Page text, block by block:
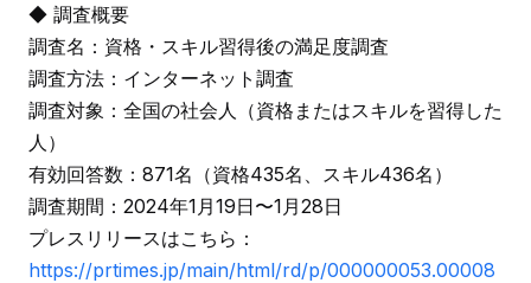
◆ 調査概要
調査名：資格・スキル習得後の満足度調査
調査方法：インターネット調査
調査対象：全国の社会人（資格またはスキルを習得した
人）
有効回答数：871名（資格435名、スキル436名）
調査期間：2024年1月19日〜1月28日
プレスリリースはこちら：
https://prtimes.jp/main/html/rd/p/000000053.00008